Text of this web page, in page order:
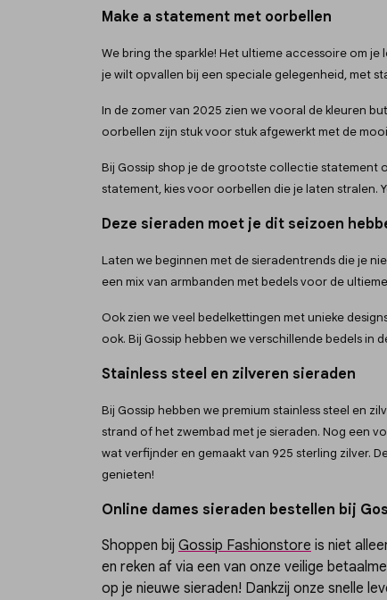
Make a statement met oorbellen
We bring the sparkle! Het ultieme accessoire om
je wilt opvallen bij een speciale gelegenheid, met
In de zomervan 2025 zien we vooral de kleuren
oorbellen zijn stuk voor stuk afgewerkt met de
Bij Gossip shop je de grootste collectie statement
statement, kies voor oorbellen die je laten stralen.
Deze sieraden moet je dit seizoen
Laten we beginnen met de sieradentrends die je
een mix van armbanden met bedels voor de
Ook zien we veel bedelkettingen met unieke
ook. Bij Gossip hebben we verschillende bedels in
Stainless steel en zilveren sieraden
Bij Gossip hebben we premium stainless steel en
strand of het zwembad met je sieraden. Nog een
wat verfijnder en gemaakt van 925 sterling zilver.
genieten!
Online dames sieraden bestellen bij
Shoppen bij Gossip Fashionstore is niet
en reken af via een van onze veilige
op je nieuwe sieraden! Dankzij onze snelle